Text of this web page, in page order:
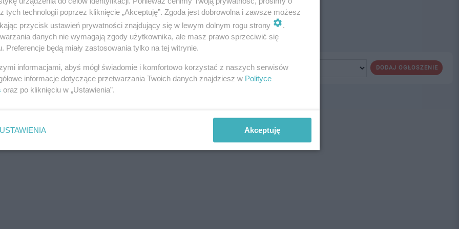
SZUKAJ
DODAJ OGŁOSZENIE
ogłoszenie nie istnieje lub nie jest jeszcze aktywne!
tych technologii poprzez kliknięcie „Akceptuję”. Zgoda jest dobrowolna i zawsze możesz
przycisk ustawień prywatności znajdujący się w lewym dolnym rogu strony
danych nie wymagają zgody użytkownika, ale masz prawo sprzeciwić się
Preferencje będą miały zastosowania tylko na tej witrynie.
informacjami, abyś mógł świadomie i komfortowo korzystać z naszych serwisów
informacje dotyczące przetwarzania Twoich danych znajdziesz w Polityce
oraz po kliknięciu w „Ustawienia”.
USTAWIENIA Akceptuję